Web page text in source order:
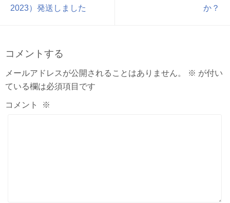
2023）発送しました
か？
コメントする
メールアドレスが公開されることはありません。 ※ が付い
ている欄は必須項目です
コメント ※